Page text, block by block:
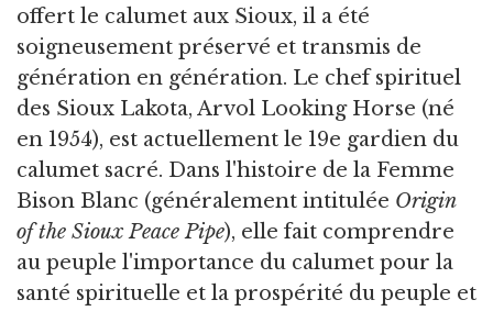
offert le calumet aux Sioux, il a été
soigneusement préservé et transmis de
génération en génération. Le chef spirituel
des Sioux Lakota, Arvol Looking Horse (né
en 1954), est actuellement le 19e gardien du
calumet sacré. Dans l'histoire de la Femme
Bison Blanc (généralement intitulée Origin
of the Sioux Peace Pipe), elle fait comprendre
au peuple l'importance du calumet pour la
santé spirituelle et la prospérité du peuple et